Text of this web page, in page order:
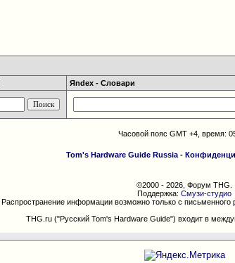
Яndex - Словари
Часовой пояс GMT +4, время:
Tom's Hardware Guide Russia-
©2000 - 2026, Форум THG.
Поддержка: Смузи-студио
Распространение информации возможно только с письменного
THG.ru ("Русский Tom's Hardware Guide") входит в